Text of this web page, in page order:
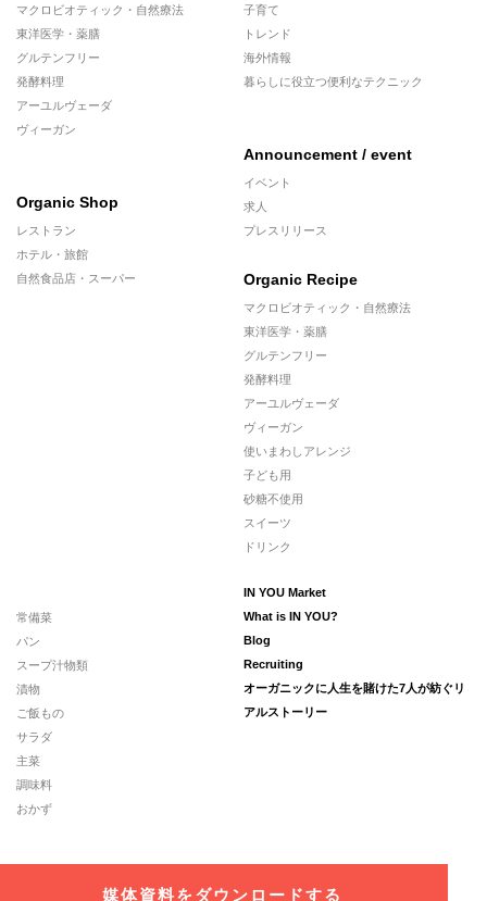
マクロビオティック・自然療法
東洋医学・薬膳
グルテンフリー
発酵料理
アーユルヴェーダ
ヴィーガン
Organic Shop
レストラン
ホテル・旅館
自然食品店・スーパー
子育て
トレンド
海外情報
暮らしに役立つ便利なテクニック
Announcement / event
イベント
求人
プレスリリース
Organic Recipe
マクロビオティック・自然療法
東洋医学・薬膳
グルテンフリー
発酵料理
アーユルヴェーダ
ヴィーガン
使いまわしアレンジ
子ども用
砂糖不使用
スイーツ
ドリンク
常備菜
パン
スープ汁物類
漬物
ご飯もの
サラダ
主菜
調味料
おかず
IN YOU Market
What is IN YOU?
Blog
Recruiting
オーガニックに人生を賭けた7人が紡ぐリ
アルストーリー
媒体資料をダウンロードする